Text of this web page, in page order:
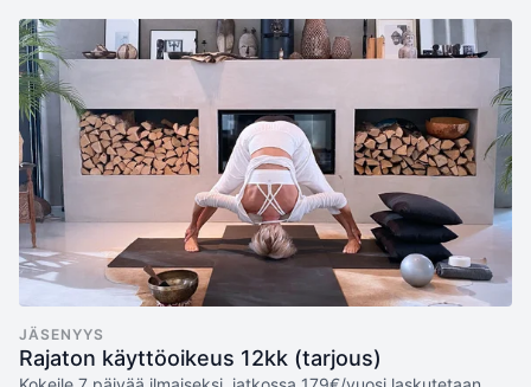
JÄSENYYS
Rajaton käyttöoikeus 12kk (tarjous)